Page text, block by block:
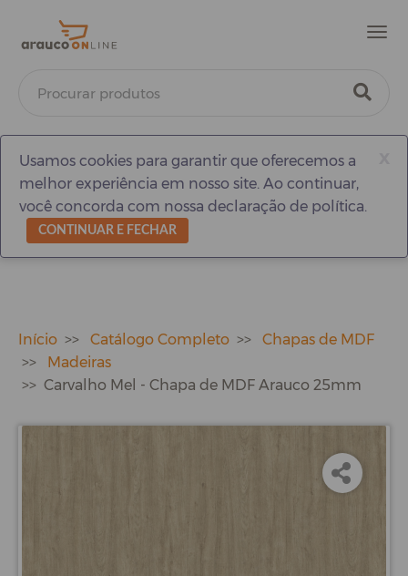
Usamos cookies para garantir que oferecemos a
melhor experiência em nosso site. Ao continuar,
você concorda com nossa declaração de política.
CONTINUAR E FECHAR
Início Catálogo Completo
Chapas de MDF
Madeiras
Carvalho Mel - Chapa de MDF Arauco 25mm